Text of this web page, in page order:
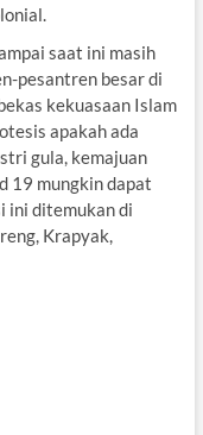
saat ini masih
pesantren besar di
kekuasaan Islam
apakah ada
gula, kemajuan
19 mungkin dapat
ini ditemukan di
Krapyak,